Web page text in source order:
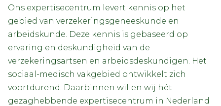
Ons expertisecentrum levert kennis op het
gebied van verzekeringsgeneeskunde en
arbeidskunde. Deze kennis is gebaseerd op
ervaring en deskundigheid van de
verzekeringsartsen en arbeidsdeskundigen. Het
sociaal-medisch vakgebied ontwikkelt zich
voortdurend. Daarbinnen willen wij hét
gezaghebbende expertisecentrum in Nederland